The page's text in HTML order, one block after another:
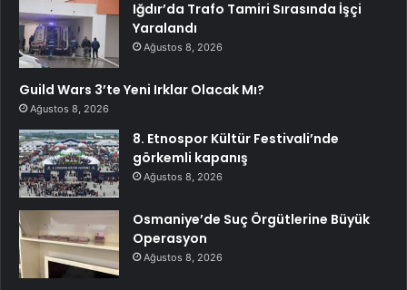
Iğdır’da Trafo Tamiri Sırasında İşçi
Yaralandı
Ağustos 8, 2026
Guild Wars 3’te Yeni Irklar Olacak Mı?
Ağustos 8, 2026
8. Etnospor Kültür Festivali’nde
görkemli kapanış
Ağustos 8, 2026
Osmaniye’de Suç Örgütlerine Büyük
Operasyon
Ağustos 8, 2026